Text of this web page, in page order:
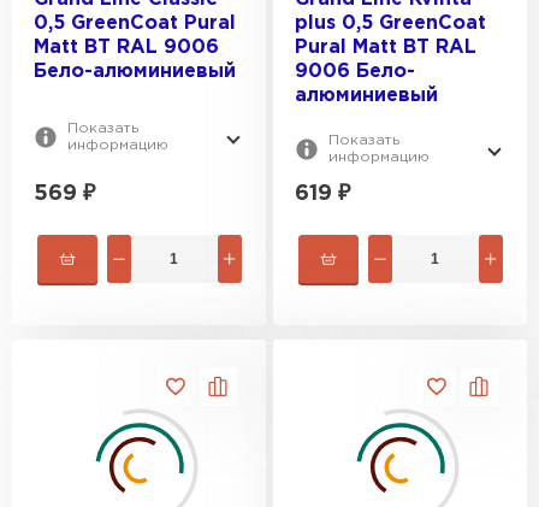
0,5 GreenCoat Pural
Matt BT RAL 9006
Бело-алюминиевый
Показать
информацию
569 ₽
plus 0,5 GreenCoat
Pural Matt BT RAL
9006 Бело-
алюминиевый
Показать
информацию
619 ₽